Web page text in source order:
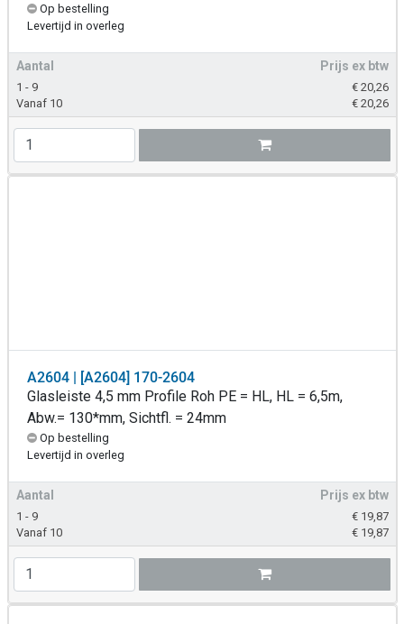
Op bestelling
Levertijd in overleg
Aantal Prijs ex btw
1 - 9 € 20,26
Vanaf 10
€ 20,26
A2604 | [A2604] 170-2604
Glasleiste 4,5 mm Profile Roh PE = HL, HL = 6,5m,
Abw.= 130*mm, Sichtfl. = 24mm
Op bestelling
Levertijd in overleg
Aantal Prijs ex btw
1 - 9 € 19,87
Vanaf 10
€ 19,87